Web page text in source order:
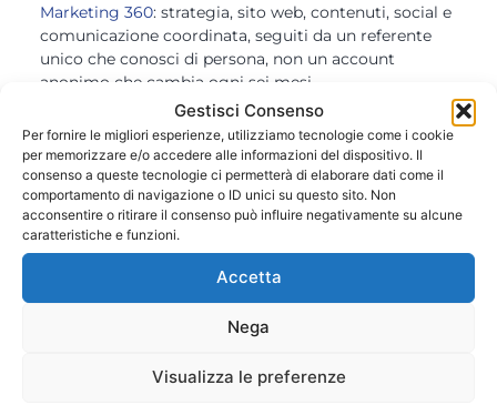
Gestisci Consenso
Per fornire le migliori esperienze, utilizziamo tecnologie come i cookie
per memorizzare e/o accedere alle informazioni del dispositivo. Il
consenso a queste tecnologie ci permetterà di elaborare dati come il
comportamento di navigazione o ID unici su questo sito. Non
acconsentire o ritirare il consenso può influire negativamente su alcune
caratteristiche e funzioni.
Accetta
Nega
Visualizza le preferenze
Marketing 360: strategia, sito web, contenuti, social e
comunicazione coordinata, seguiti da un referente
unico che conosci di persona, non un account
anonimo che cambia ogni sei mesi.
Per studi professionali e aziende strutturate
sviluppiamo ancheCRM su misura: gestionali pensati
per il modo in cui lavori davvero, implementabili
gradualmente nel tempo.
Offriamo inoltresviluppo web
coordinata,SEO e campagne Google Adsper farti
gestione dei social media
ITcontinuativa.
Un incontro vicino a te, senza impegno
anche presso la tua azienda a Pavia o nei dintorni, per